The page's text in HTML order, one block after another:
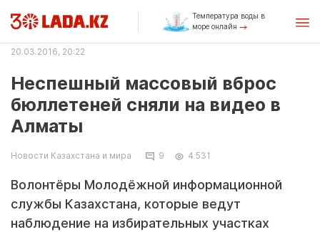
Температура воды в
море онлайн
20.03.2016, 20:22
Неспешный массовый вброс
бюллетеней сняли на видео в
Алматы
Новости Казахстана и мира 9 4 531
Волонтёры Молодёжной информационной
службы Казахстана, которые ведут
наблюдение на избирательных участках